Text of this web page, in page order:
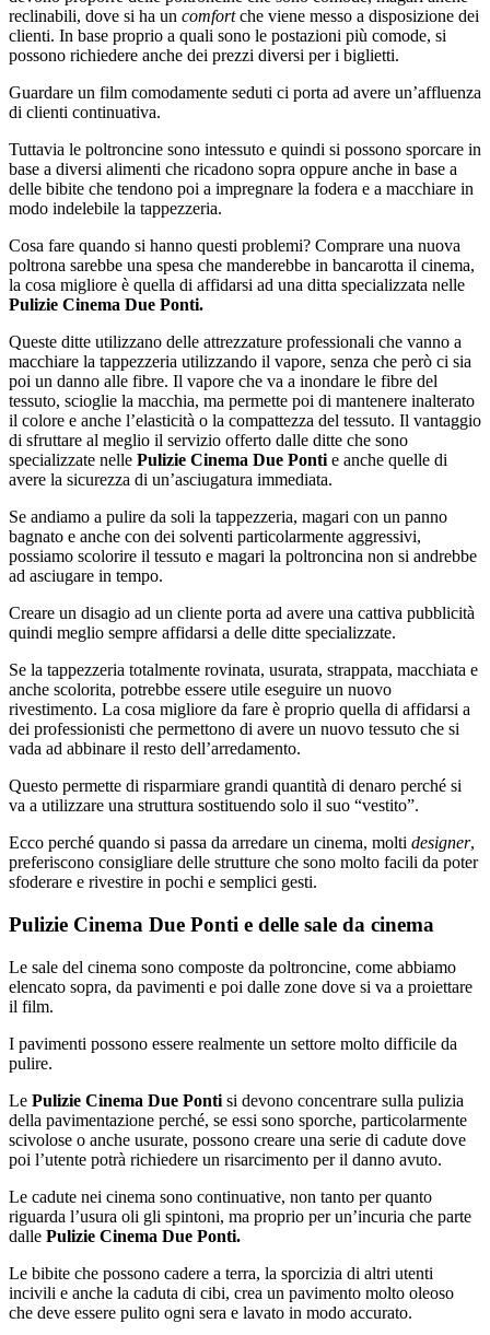
reclinabili, dove si ha un comfortche viene messo a disposizione dei
clienti. In base proprio a quali sono le postazioni più comode, si
possono richiedere anche dei prezzi diversi per i biglietti.
Guardare un film comodamente seduti ci porta ad avere un’affluenza
di clienti continuativa.
Tuttavia le poltroncine sono intessuto e quindi si possono sporcare in
base a diversi alimenti che ricadono sopra oppure anche in base a
delle bibite che tendono poi a impregnare la fodera e a macchiare in
modo indelebile la tappezzeria.
Cosa fare quando si hanno questi problemi? Comprare una nuova
poltrona sarebbe una spesa che manderebbe in bancarotta il cinema,
la cosa migliore è quella di affidarsi ad una ditta specializzata nelle
Pulizie Cinema Due Ponti.
Queste ditte utilizzano delle attrezzature professionali che vanno a
macchiare la tappezzeria utilizzando il vapore, senza che però ci sia
poi un danno alle fibre. Il vapore che va a inondare le fibre del
tessuto, scioglie la macchia, ma permette poi di mantenere inalterato
il colore e anche l’elasticità o la compattezza del tessuto. Il vantaggio
di sfruttare al meglio il servizio offerto dalle ditte che sono
specializzate nelle Pulizie Cinema Due Ponti e anche quelle di
avere la sicurezza di un’asciugatura immediata.
Se andiamo a pulire da soli la tappezzeria, magari con un panno
bagnato e anche con dei solventi particolarmente aggressivi,
possiamo scolorire il tessuto e magari la poltroncina non si andrebbe
ad asciugare in tempo.
Creare un disagio ad un cliente porta ad avere una cattiva pubblicità
quindi meglio sempre affidarsi a delle ditte specializzate.
Se la tappezzeria totalmente rovinata, usurata, strappata, macchiata e
anche scolorita, potrebbe essere utile eseguire un nuovo
rivestimento. La cosa migliore da fare è proprio quella di affidarsi a
dei professionisti che permettono di avere un nuovo tessuto che si
vada ad abbinare il resto dell’arredamento.
Questo permette di risparmiare grandi quantità di denaro perché si
va a utilizzare una struttura sostituendo solo il suo “vestito”.
Ecco perché quando si passa da arredare un cinema, molti designer,
preferiscono consigliare delle strutture che sono molto facili da poter
sfoderare e rivestire in pochi e semplici gesti.
Pulizie Cinema Due Ponti e delle sale da cinema
Le sale del cinema sono composte da poltroncine, come abbiamo
elencato sopra, da pavimenti e poi dalle zone dove si va a proiettare
il film.
I pavimenti possono essere realmente un settore molto difficile da
pulire.
Le Pulizie Cinema Due Ponti si devono concentrare sulla pulizia
della pavimentazione perché, se essi sono sporche, particolarmente
scivolose o anche usurate, possono creare una serie di cadute dove
poi l’utente potrà richiedere un risarcimento per il danno avuto.
Le cadute nei cinema sono continuative, non tanto per quanto
riguarda l’usura oli gli spintoni, ma proprio per un’incuria che parte
dalle Pulizie Cinema Due Ponti.
Le bibite che possono cadere a terra, la sporcizia di altri utenti
incivili e anche la caduta di cibi, crea un pavimento molto oleoso
che deve essere pulito ogni sera e lavato in modo accurato.